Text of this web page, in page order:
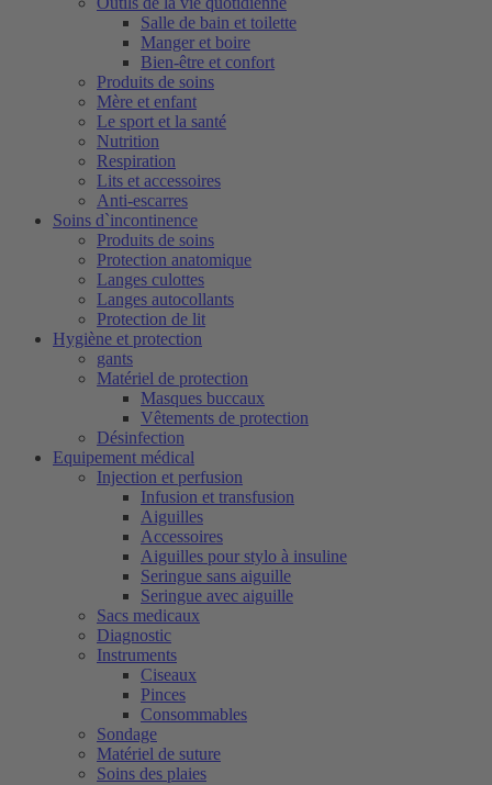
Salle de bain et toilette
Manger et boire
Bien-être et confort
Produits de soins
Mère et enfant
Le sport et la santé
Nutrition
Respiration
Lits et accessoires
Anti-escarres
Soins d`incontinence
Produits de soins
Protection anatomique
Langes culottes
Langes autocollants
Protection de lit
Hygiène et protection
gants
Matériel de protection
Masques buccaux
Vêtements de protection
Désinfection
Equipement médical
Injection et perfusion
Infusion et transfusion
Aiguilles
Accessoires
Aiguilles pour stylo à insuline
Seringue sans aiguille
Seringue avec aiguille
Sacs medicaux
Diagnostic
Instruments
Ciseaux
Pinces
Consommables
Sondage
Matériel de suture
Soins des plaies